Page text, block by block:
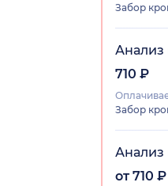
Забор
Анализ
710 ₽
Забор
Анализ
от 710 ₽